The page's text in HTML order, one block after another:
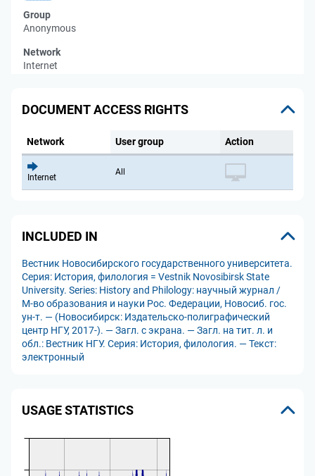
Group
Anonymous
Network
Internet
DOCUMENT ACCESS RIGHTS
Network User group Action
Internet
All
INCLUDED IN
Вестник Новосибирского государственного университета.
Серия: История, филология = Vestnik Novosibirsk State
University. Series: History and Philology: научный журнал /
М-во образования и науки Рос. Федерации, Новосиб. гос.
ун-т. — (Новосибирск: Издательско-полиграфический
центр НГУ, 2017-). — Загл. с экрана. — Загл. на тит. л. и
обл.: Вестник НГУ. Серия: История, филология. — Текст:
электронный
USAGE STATISTICS